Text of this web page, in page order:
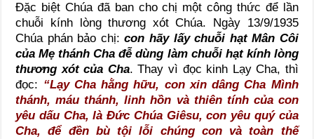
Đặc biệt Chúa đã ban cho chị một công thức để lần
chuỗi kính lòng thương xót Chúa. Ngày 13/9/1935
Chúa phán bảo chị:con hãy lấy chuỗi hạt Mân Côi
của Mẹ thánh Cha đễ dùng làm chuỗi hạt kính lòng
thương xót của Cha. Thay vì đọc kinh Lạy Cha, thì
đọc: “Lạy Cha hằng hữu, con xin dâng Cha Mình
thánh, máu thánh, linh hồn và thiên tính của con
yêu dấu Cha, là Đức Chúa Giêsu, con yêu quý của
Cha, để đền bù tội lỗi chúng con và toàn thế